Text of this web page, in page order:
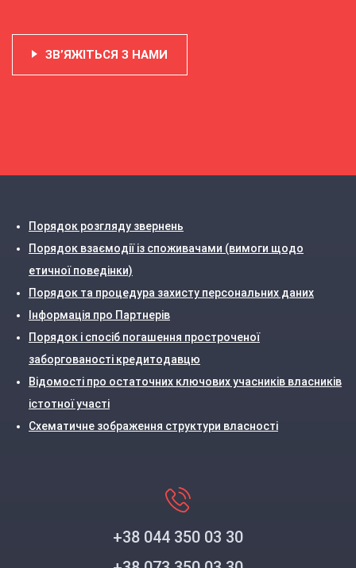
ЗВ’ЯЖІТЬСЯ З НАМИ
Порядок розгляду звернень
Порядок взаємодії із споживачами (вимоги щодо
етичної поведінки)
Порядок та процедура захисту персональних даних
Інформація про Партнерів
Порядок і спосіб погашення простроченої
заборгованості кредитодавцю
Відомості про остаточних ключових учасників власників
істотної участі
Схематичне зображення структури власності
+38 044 350 03 30